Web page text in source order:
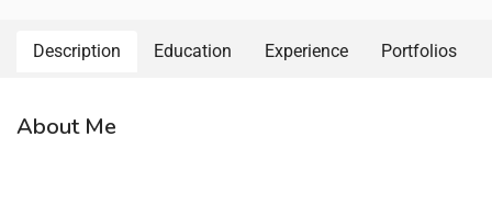
Description Education Experience Portfolios
About Me